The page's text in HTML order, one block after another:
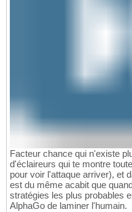
Facteur chance qui n'existe
d'éclaireurs qui te montre
pour voir l'attaque arriver), et
est du même acabit que
stratégies les plus probables
AlphaGo de laminer l'humain.